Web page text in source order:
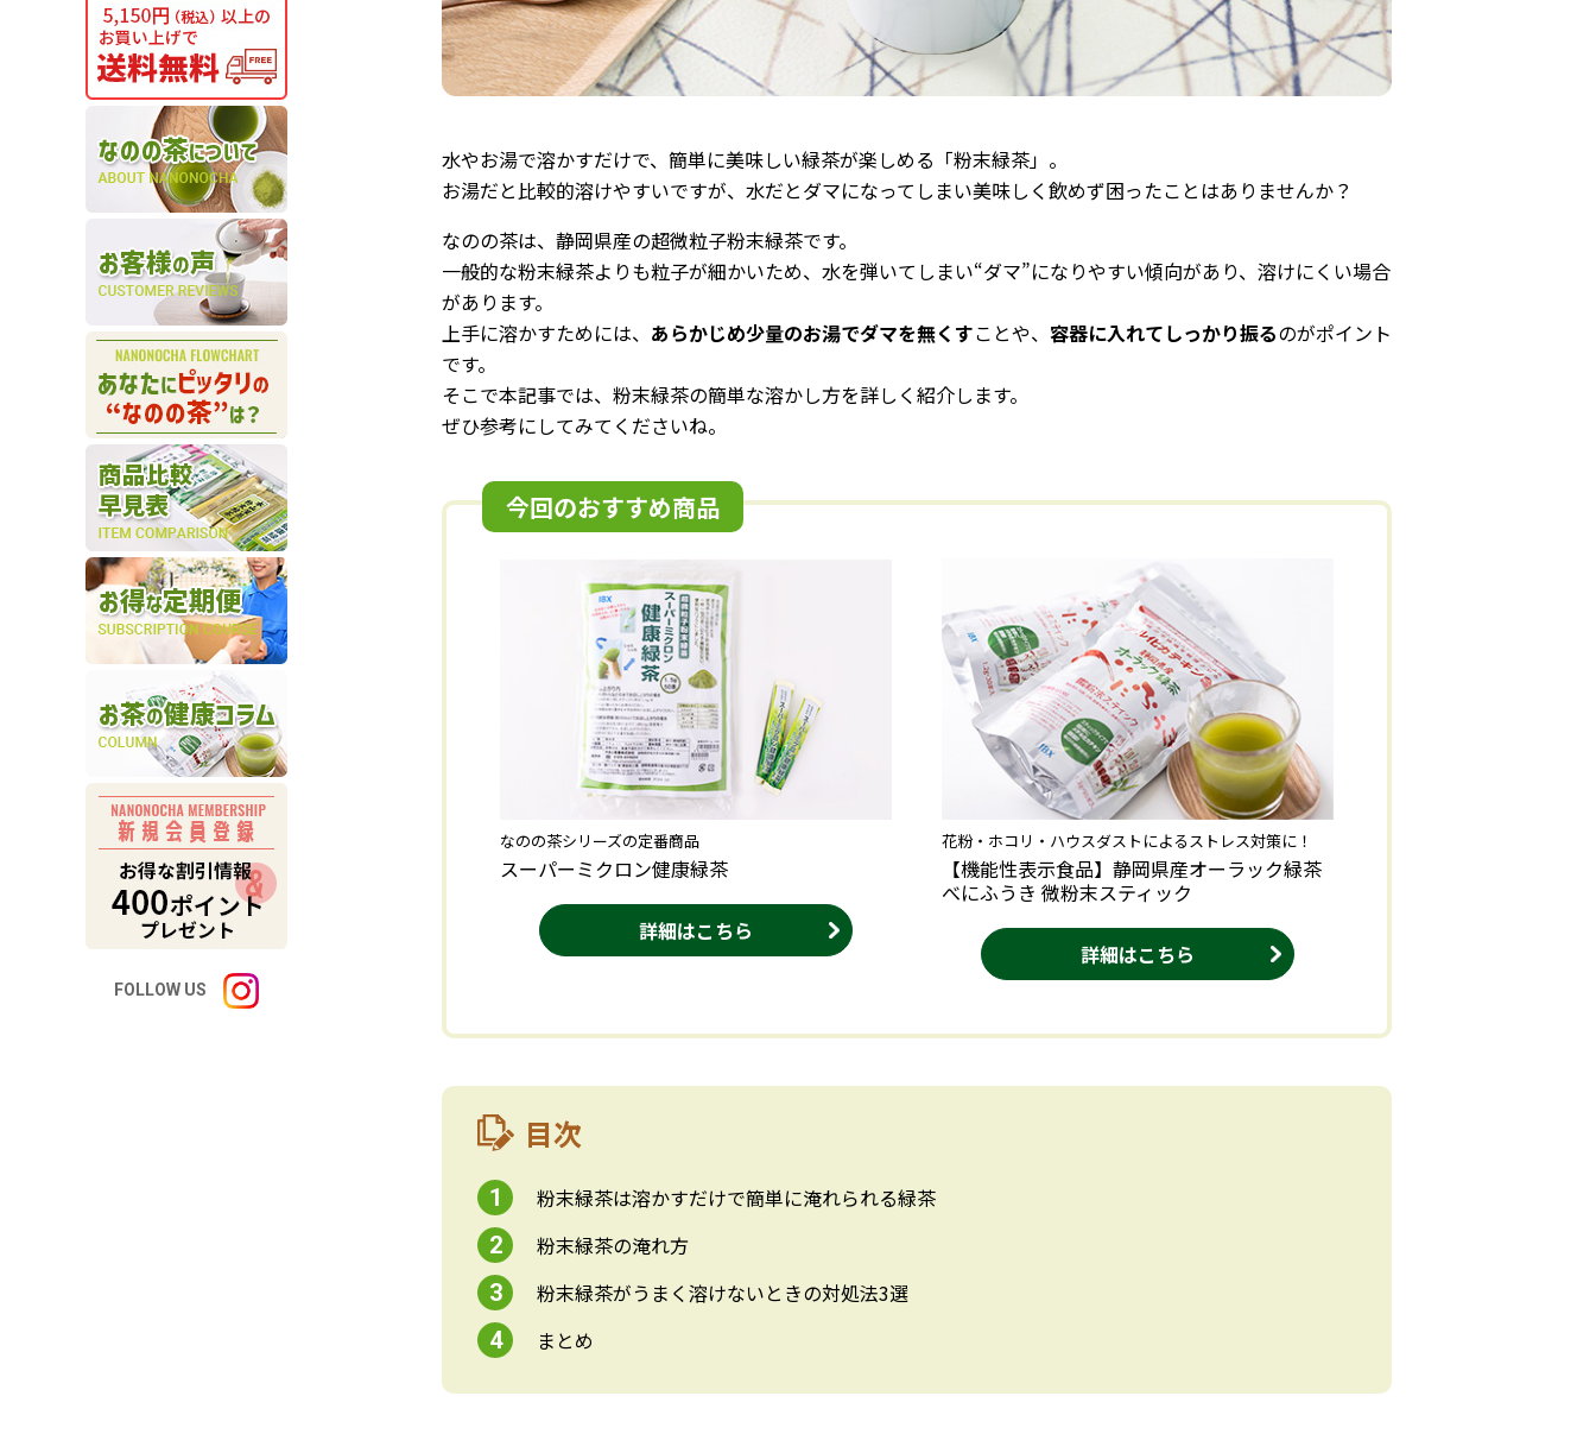
水やお湯で溶かすだけで、簡単に美味しい緑茶が楽しめる「粉末緑茶」。
お湯だと比較的溶けやすいですが、水だとダマになってしまい美味しく飲めず困ったことはありませんか？
なのの茶は、静岡県産の超微粒子粉末緑茶です。
一般的な粉末緑茶よりも粒子が細かいため、水を弾いてしまい“ダマ”になりやすい傾向があり、溶けにくい場合
があります。
上手に溶かすためには、 あらかじめ少量のお湯でダマを無くすことや、 容器に入れてしっかり振るのがポイント
です。
そこで本記事では、粉末緑茶の簡単な溶かし方を詳しく紹介します。
ぜひ参考にしてみてくださいね。
今回のおすすめ商品
なのの茶シリーズの定番商品
スーパーミクロン健康緑茶
詳細はこちら
花粉・ホコリ・ハウスダストによるストレス対策に！
【機能性表示食品】静岡県産オーラック緑茶
べにふうき 微粉末スティック
詳細はこちら
目次
1
粉末緑茶は溶かすだけで簡単に淹れられる緑茶
2
粉末緑茶の淹れ方
3
粉末緑茶がうまく溶けないときの対処法3選
4
まとめ
FOLLOW US